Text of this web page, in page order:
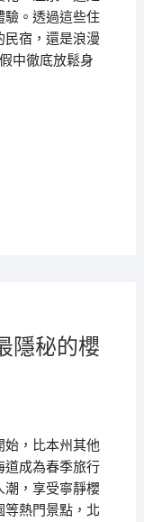
驗。透過這些住
民宿，還是浪漫
中徹底放鬆身
隱秘的櫻
始，比本州其他
道成為春季旅行
潮，享受寧靜櫻
等熱門景點，北